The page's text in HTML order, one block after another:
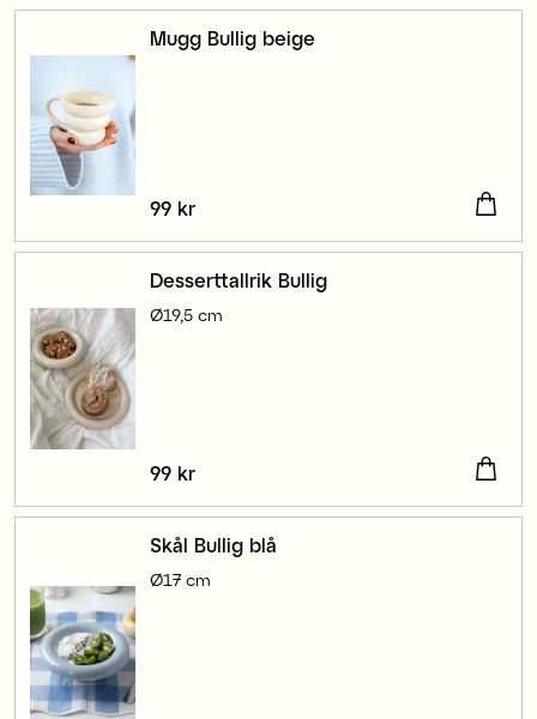
Mugg Bullig beige
Pris:99 kr
99 kr
Desserttallrik Bullig
Ø19,5 cm
Pris:99 kr
99 kr
Skål Bullig blå
Ø17 cm